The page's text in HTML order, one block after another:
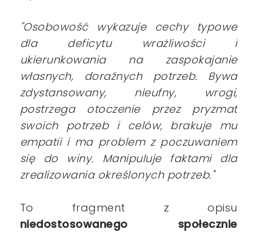
"Osobowość wykazuje cechy typowe
dla deficytu wrażliwości i
ukierunkowania na zaspokajanie
własnych, doraźnych potrzeb. Bywa
zdystansowany, nieufny, wrogi,
postrzega otoczenie przez pryzmat
swoich potrzeb i celów, brakuje mu
empatii i ma problem z poczuwaniem
się do winy. Manipuluje faktami dla
zrealizowania określonych potrzeb."
To fragment z opisu
niedostosowanego społecznie